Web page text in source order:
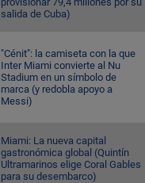
salida de Cuba)
"Cénit": la camiseta con la que
Inter Miami convierte al Nu
Stadium en un símbolo de
marca (y redobla apoyo a
Messi)
Miami: La nueva capital
gastronómica global (Quintín
Ultramarinos elige Coral Gables
para su desembarco)